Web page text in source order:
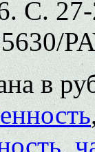
С.
в
,